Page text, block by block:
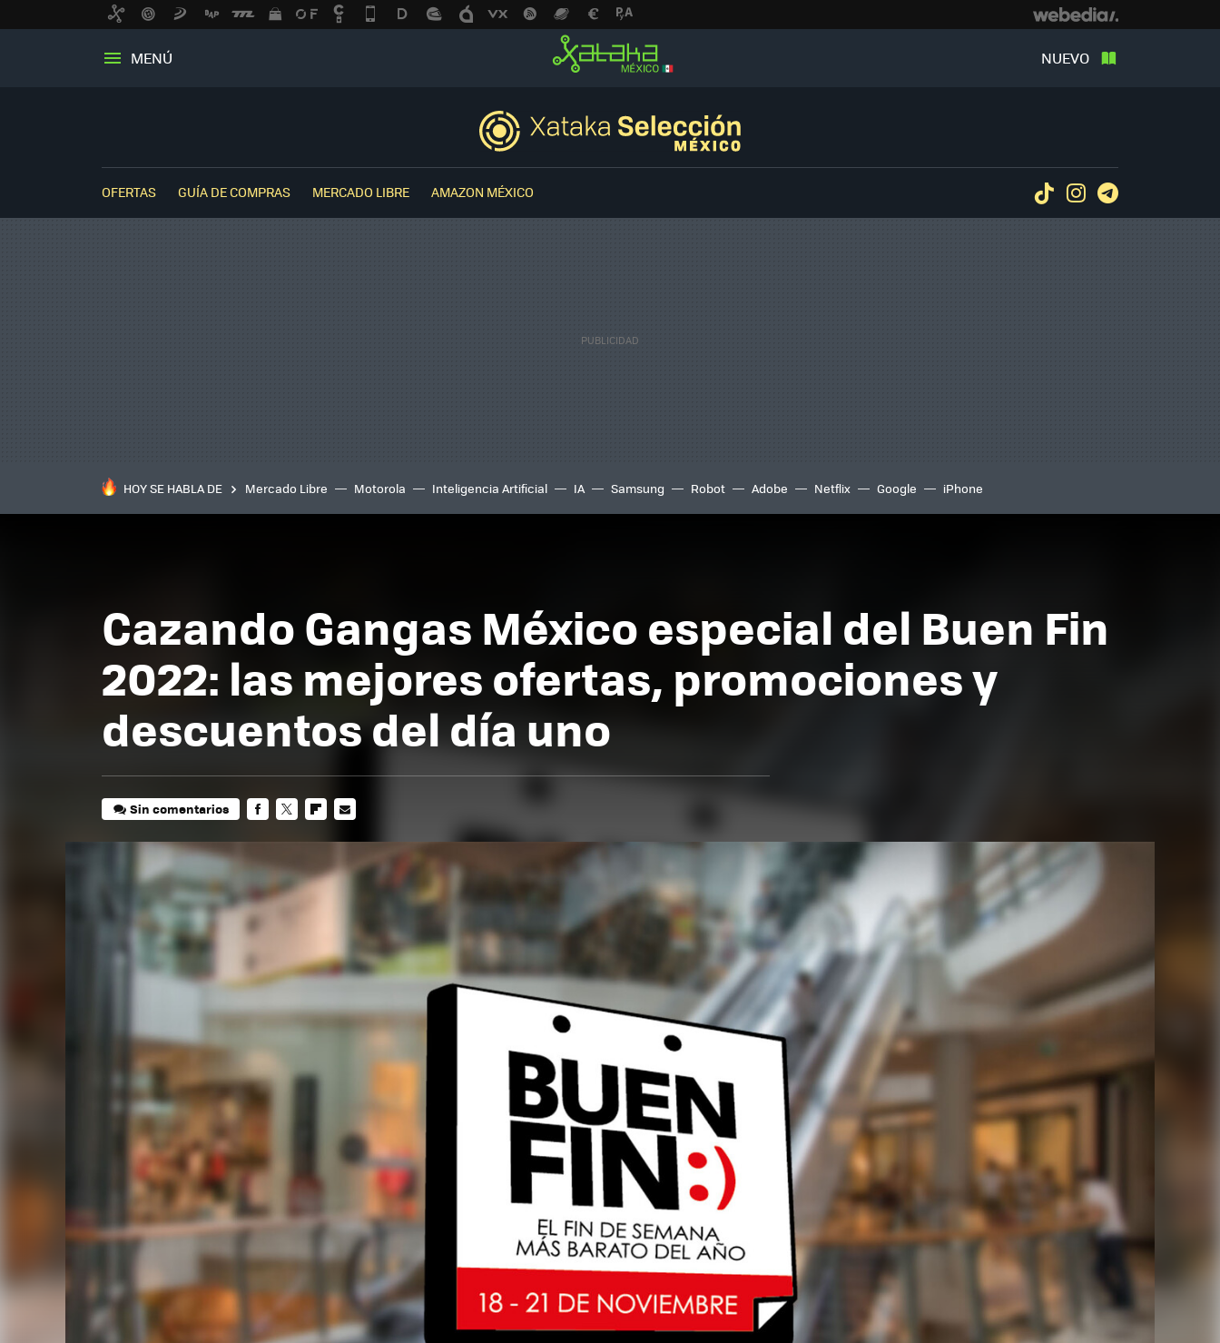
MENÚ NUEVO
OFERTAS GUÍA DE COMPRAS MERCADO LIBRE AMAZON MÉXICO TiktokInstagram
HOY SE HABLA DE Mercado Libre Motorola Inteligencia Artificial IA Samsung Robot Adobe Netflix Google iPhone
Cazando Gangas México especial del Buen Fin
2022: las mejores ofertas, promociones y
descuentos del día uno
Sin comentarios